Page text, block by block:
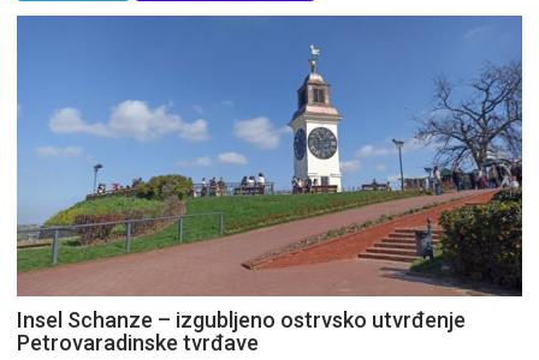
Insel Schanze – izgubljeno ostrvsko utvrđenje
Petrovaradinske tvrđave